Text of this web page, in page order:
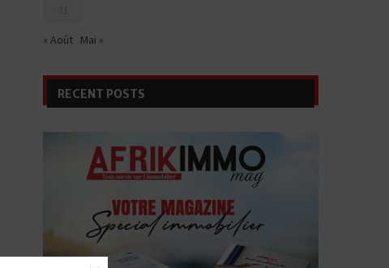
« Août Mai »
RECENT POSTS